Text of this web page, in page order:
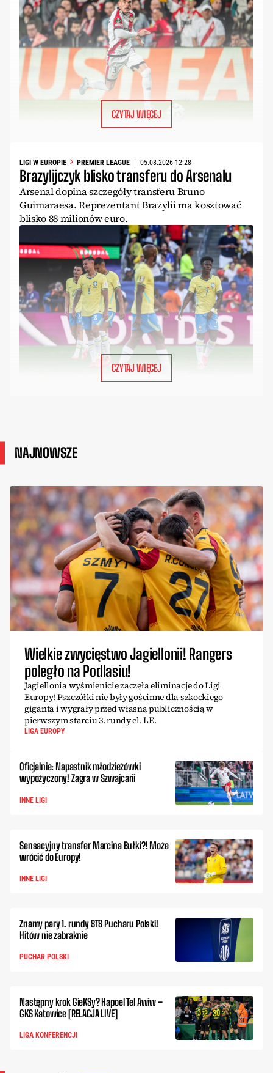
CZYTAJ WIĘCEJ
LIGI W EUROPIE PREMIER LEAGUE 05.08.2026 12:28
Brazylijczyk blisko transferu do Arsenalu
Arsenal dopina szczegóły transferu Bruno
Guimaraesa. Reprezentant Brazylii ma kosztować
blisko 88 milionów euro.
CZYTAJ WIĘCEJ
NAJNOWSZE
Wielkie zwycięstwo Jagiellonii! Rangers
poległo na Podlasiu!
Jagiellonia wyśmienicie zaczęła eliminacje do Ligi
Europy! Pszczółki nie były gościnne dla szkockiego
giganta i wygrały przed własną publicznością w
pierwszym starciu 3. rundy el. LE.
LIGA EUROPY
Oficjalnie: Napastnik młodzieżówki
wypożyczony! Zagra w Szwajcarii
INNE LIGI
Sensacyjny transfer Marcina Bułki?! Może
wrócić do Europy!
INNE LIGI
Znamy pary 1. rundy STS Pucharu Polski!
Hitów nie zabraknie
PUCHAR POLSKI
Następny krok GieKSy? Hapoel Tel Awiw –
GKS Katowice [RELACJA LIVE]
LIGA KONFERENCJI